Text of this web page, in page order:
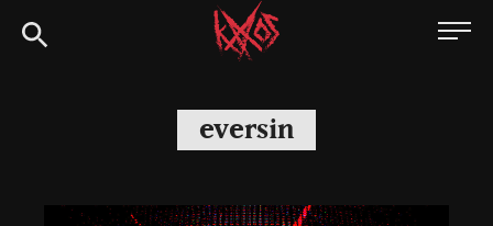
Siirry
suoraan
Kaaoszine
eversin